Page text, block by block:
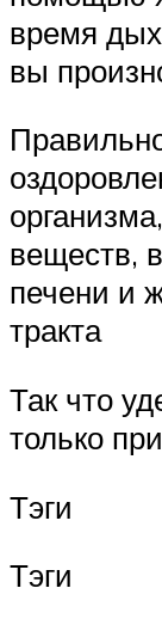
время
вы
веществ,
печени и
тракта
Так что
только
Тэги
Тэги